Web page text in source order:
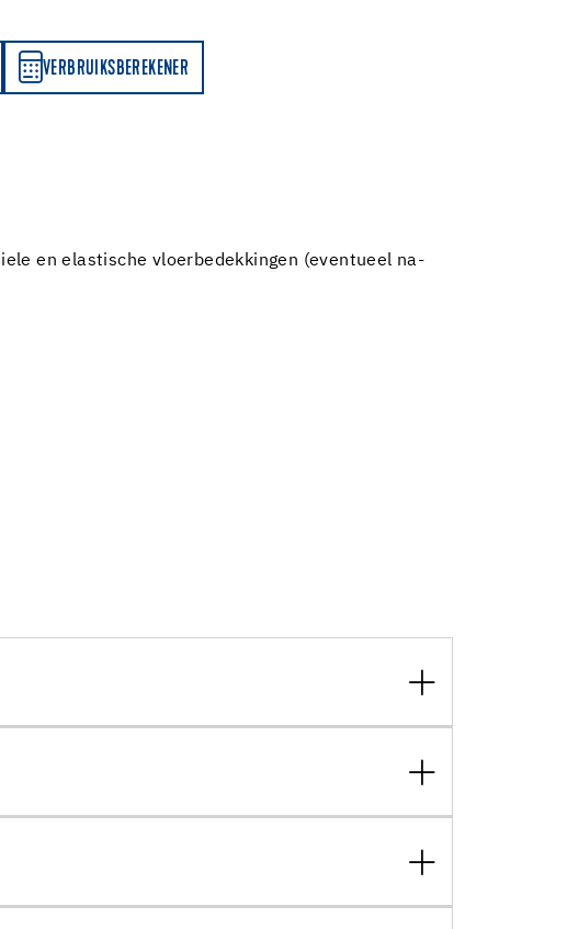
VERBRUIKSBEREKENER
en elastische vloerbedekkingen (eventueel na-